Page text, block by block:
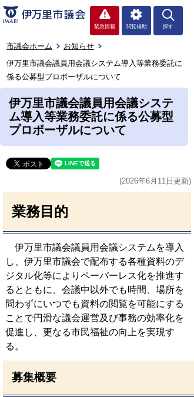
緊急情報 閲覧補助 探す
市議会ホーム
お知らせ
伊万里市議会議員用会議システム導入等業務委託に
係る公募型プロポーザルについて
伊万里市議会議員用会議システ
ム導入等業務委託に係る公募型
プロポーザルについて
(2026年6月11日更新)
業務目的
伊万里市議会議員用会議システムを導入
し、伊万里市議会で配布する各種資料のデ
ジタル化等によりペーパーレス化を推進す
るとともに、会議中以外でも時間、場所を
問わずにいつでも資料の閲覧を可能にする
ことで円滑な議会運営及び事務の効率化を
促進し、更なる市民福祉の向上を実現す
る。
募集概要